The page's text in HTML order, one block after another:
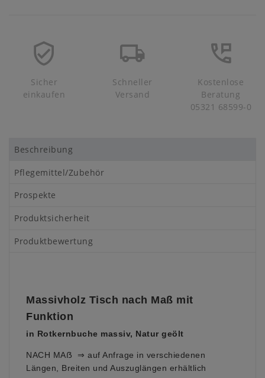
Sicher
einkaufen
Schneller
Versand
Kostenlose
Beratung
05321 68599-0
Beschreibung
Pflegemittel/Zubehör
Prospekte
Produktsicherheit
Produktbewertung
Massivholz Tisch nach Maß mit
Funktion
in Rotkernbuche massiv, Natur geölt
NACH MAẞ ⇒ auf Anfrage in verschiedenen
Längen, Breiten und Auszuglängen erhältlich